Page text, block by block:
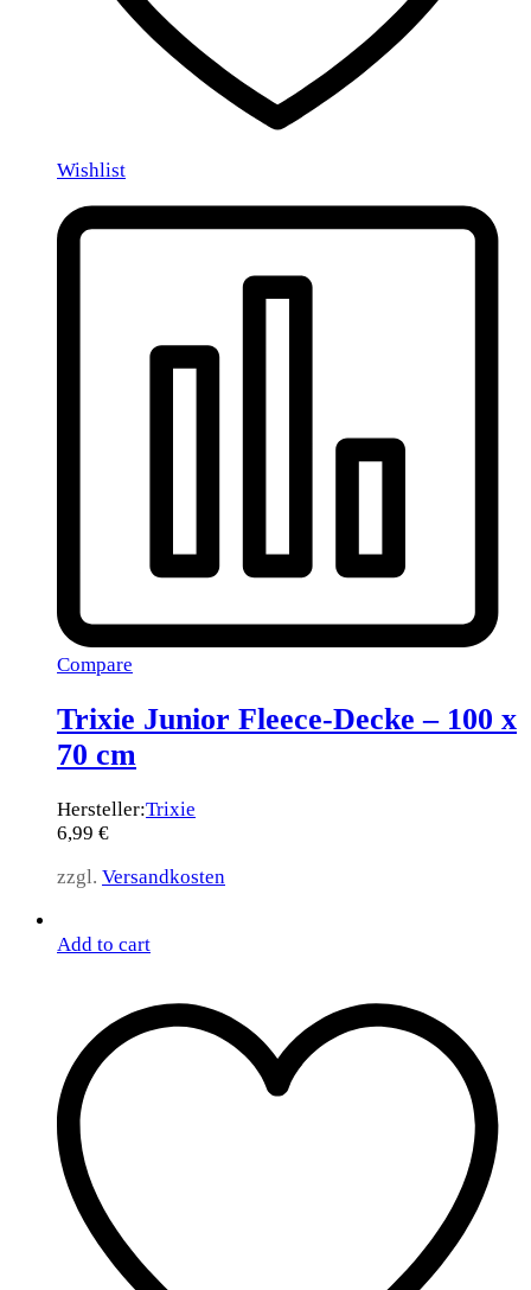
Wishlist
Compare
Trixie Junior Fleece-Decke – 100 x
70 cm
Hersteller:Trixie
6,99 €
zzgl. Versandkosten
Add to cart